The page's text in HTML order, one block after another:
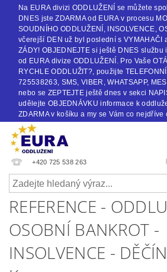
Na EURA divizi ODDLUŽENÍ se můžete
DNES jste ZDARMA od EURA v procesu
SOUDNÍHO ODDLUŽENÍ, INSOLVENCE,
včerejší DEN už byl poslední s VYMAHAČI
ZÁDY! OBJEDNEJTE si ještě DNES službu
od EURA divize ODDLUŽENÍ. Pro Vaše
RYCHLE ODDLUŽIT?, použijte
725538263, SMS, VIBER, WHATSAPP,
nebo se ZEPTEJTE ještě dnes v sekci
udělejte OBJEDNÁVKU informace k
ZDARMA v košíku a my se Vám co nejdříve
+420 725 538 263
REFERENCE -
OSOBNÍ BANKROT -
INSOLVENCE -